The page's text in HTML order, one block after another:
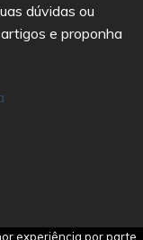
dúvidas ou
e proponha
experiência por parte